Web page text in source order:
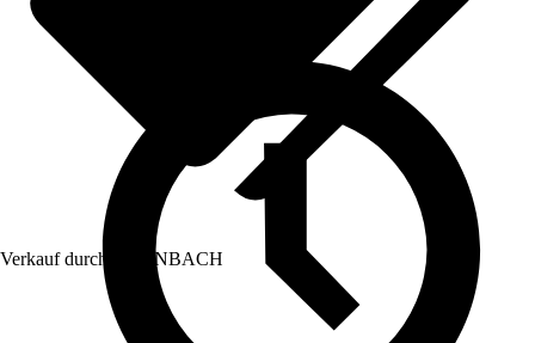
Verkauf durch: HORNBACH